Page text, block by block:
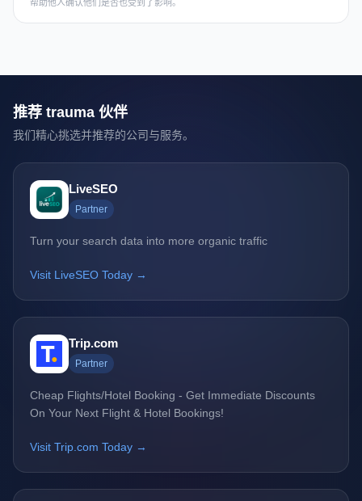
帮助他人确认他们是否也受到了影响。
推荐 trauma 伙伴
我们精心挑选并推荐的公司与服务。
LiveSEO
Partner
Turn your search data into more organic traffic
Visit LiveSEO Today →
Trip.com
Partner
Cheap Flights/Hotel Booking - Get Immediate Discounts
On Your Next Flight & Hotel Bookings!
Visit Trip.com Today →